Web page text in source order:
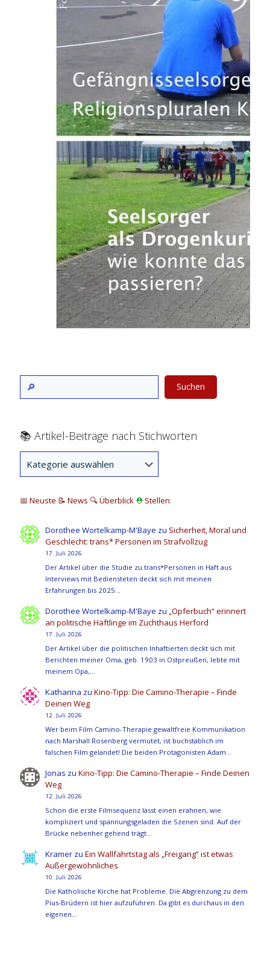
Suchen
📚 Artikel-Beiträge nach Stichworten
📅 Neuste 📝 News 🔍 Überblick ⛑ Stellen
Dorothee Wortelkamp-M'Baye zu Sicherheit, Moral und
Geschlecht: trans* Personen im Strafvollzug
17. Juli 2026
Der Artikel über die Studie zu trans*Personen in Haft aus
Interviews mit Bediensteten deckt sich mit meinen
Erfahrungen bis 2025…
Dorothee Wortelkamp-M'Baye zu „Opferbuch“ erinnert
an politische Häftlinge im Zuchthaus Herford
17. Juli 2026
Der Artikel über die politischen Inhaftierten deckt sich mit
Berichten meiner Oma, geb. 1903 in Ostpreußen, lebte mit
meinem Opa,…
Katharina zuKino-Tipp: Die Camino-Therapie – Finde
Deinen Weg
12. Juli 2026
Wer beim Film Camino-Therapie gewaltfreie Kommunikation
nach Marshall Rosenberg vermutet, ist buchstäblich im
falschen Film gelandet! Die beiden Protagonisten Adam…
Jonas zuKino-Tipp: Die Camino-Therapie – Finde Deinen
Weg
12. Juli 2026
Schon die erste Filmsequenz lässt einen erahnen, wie
kompliziert und spannungsgeladen die Szenen sind. Auf der
Brücke nebenher gehend trägt…
Kramer zuEin Wallfahrtstag als „Freigang“ ist etwas
Außergewöhnliches
10. Juli 2026
Die Katholische Kirche hat Probleme. Die Abgrenzung zu dem
Pius-Brüdern ist hier aufzuführen. Da gibt es durchaus in den
eigenen…